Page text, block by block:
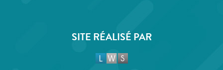
SITE RÉALISÉ PAR